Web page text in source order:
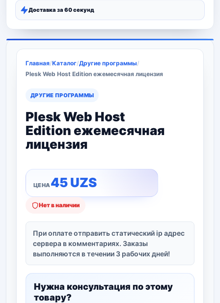
Доставка за 60 секунд
Главная/Каталог/Другие программы/
Plesk Web Host Edition ежемесячная лицензия
ДРУГИЕ ПРОГРАММЫ
Plesk Web Host
Edition ежемесячная
лицензия
45UZS
Нет в наличии
При оплате отправить статический ip адрес
сервера в комментариях. Заказы
выполняются в течении 3 рабочих дней!
Нужна консультация по этому
товару?